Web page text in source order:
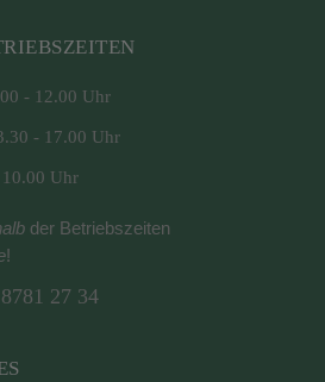
- 12.00 Uhr
- 17.00 Uhr
10.00 Uhr
der Betriebszeiten
!
27 34